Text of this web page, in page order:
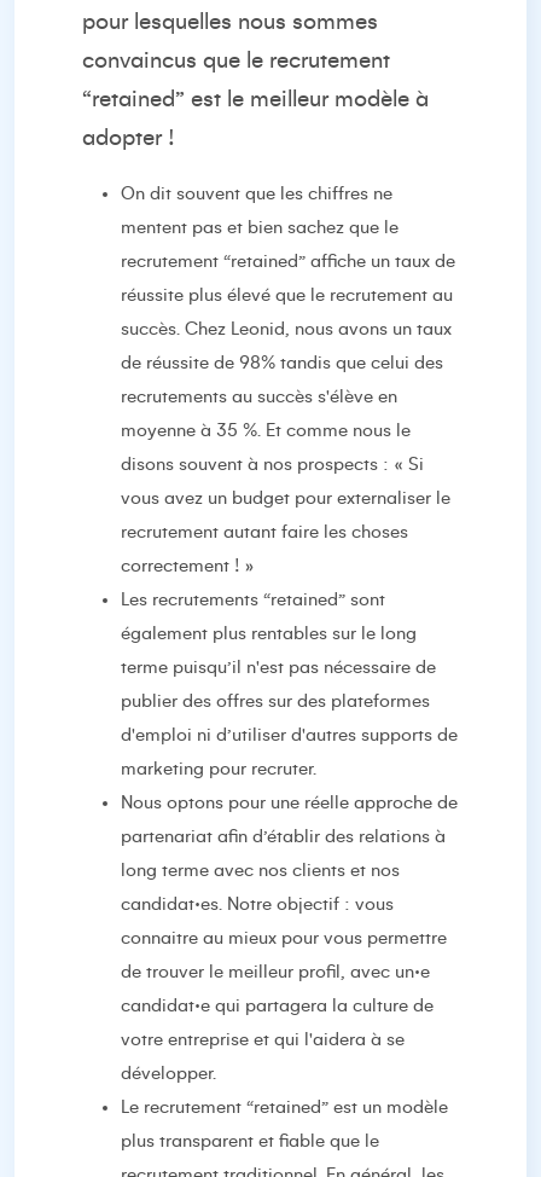
pour lesquelles nous sommes
convaincus que le recrutement
“retained” est le meilleur modèle à
adopter !
On dit souvent que les chiffres ne
mentent pas et bien sachez que le
recrutement “retained” affiche un taux de
réussite plus élevé que le recrutement au
succès. Chez Leonid, nous avons un taux
de réussite de 98% tandis que celui des
recrutements au succès s'élève en
moyenne à 35 %. Et comme nous le
disons souvent à nos prospects : « Si
vous avez un budget pour externaliser le
recrutement autant faire les choses
correctement ! »
Les recrutements “retained” sont
également plus rentables sur le long
terme puisqu’il n'est pas nécessaire de
publier des offres sur des plateformes
d'emploi ni d’utiliser d'autres supports de
marketing pour recruter.
Nous optons pour une réelle approche de
partenariat afin d’établir des relations à
long terme avec nos clients et nos
candidat·es. Notre objectif : vous
connaitre au mieux pour vous permettre
de trouver le meilleur profil, avec un·e
candidat·e qui partagera la culture de
votre entreprise et qui l'aidera à se
développer.
Le recrutement “retained” est un modèle
plus transparent et fiable que le